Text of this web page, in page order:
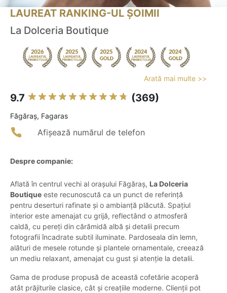
LAUREAT RANKING-UL ȘOIMII
La Dolceria Boutique
Arată mai multe >>
9.7 (369)
Făgăraş, Fagaras
Afișează numărul de telefon
Despre companie:
Aflată în centrul vechi al orașului Făgăraș, La Dolceria
Boutique este recunoscută ca un punct de referință
pentru deserturi rafinate și o ambianță plăcută. Spațiul
interior este amenajat cu grijă, reflectând o atmosferă
caldă, cu pereți din cărămidă albă și detalii precum
fotografii încadrate subtil iluminate. Pardoseala din lemn,
alături de mesele rotunde și plantele ornamentale, creează
un mediu relaxant, amenajat cu gust și atenție la detalii.
Gama de produse propusă de această cofetărie acoperă
atât prăjiturile clasice, cât și creațiile moderne. Clienții pot